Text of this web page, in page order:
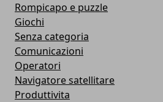
Rompicapo e puzzle
Giochi
Senza categoria
Comunicazioni
Operatori
Navigatore satellitare
Produttivita